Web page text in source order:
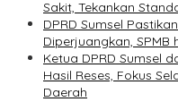
Sakit, Tekankan
DPRD Sumsel
Diperjuangkan,
Ketua DPRD Sumsel
Hasil Reses, Fokus
Daerah